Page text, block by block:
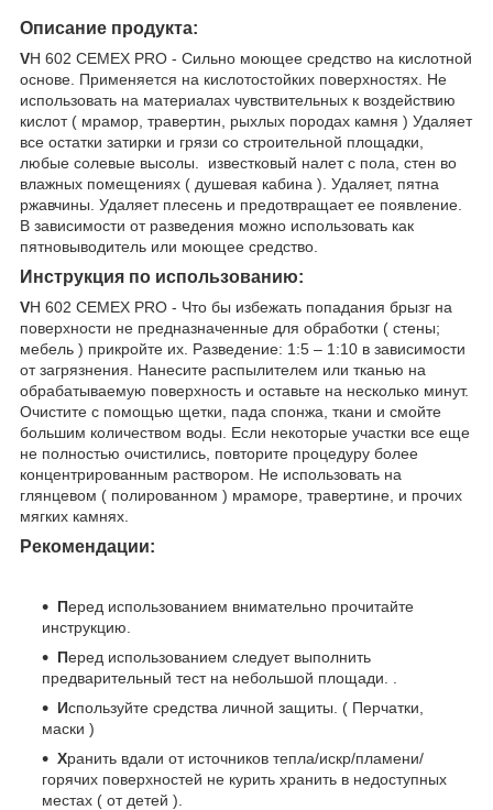
Описание продукта:
VH 602 CEMEX PRO - Сильно моющее средство на кислотной
основе. Применяется на кислотостойких поверхностях. Не
использовать на материалах чувствительных к воздействию
кислот ( мрамор, травертин, рыхлых породах камня ) Удаляет
все остатки затирки и грязи со строительной площадки,
любые солевые высолы. известковый налет с пола, стен во
влажных помещениях ( душевая кабина ). Удаляет, пятна
ржавчины. Удаляет плесень и предотвращает ее появление.
В зависимости от разведения можно использовать как
пятновыводитель или моющее средство.
Инструкция по использованию:
VH 602 CEMEX PRO - Что бы избежать попадания брызг на
поверхности не предназначенные для обработки ( стены;
мебель ) прикройте их. Разведение: 1:5 – 1:10 в зависимости
от загрязнения. Нанесите распылителем или тканью на
обрабатываемую поверхность и оставьте на несколько минут.
Очистите с помощью щетки, пада спонжа, ткани и смойте
большим количеством воды. Если некоторые участки все еще
не полностью очистились, повторите процедуру более
концентрированным раствором. Не использовать на
глянцевом ( полированном ) мраморе, травертине, и прочих
мягких камнях.
Рекомендации:
Перед использованием внимательно прочитайте
инструкцию.
Перед использованием следует выполнить
предварительный тест на небольшой площади. .
Используйте средства личной защиты. ( Перчатки,
маски )
Хранить вдали от источников тепла/искр/пламени/
горячих поверхностей не курить хранить в недоступных
местах ( от детей ).